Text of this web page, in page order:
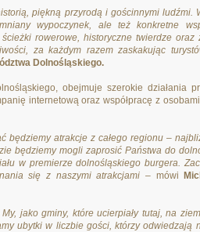
piękną przyrodą i gościnnymi ludźmi.
wypoczynek, ale też konkretne
rowerowe, historyczne twierdze oraz
za każdym razem zaskakując
Dolnośląskiego.
obejmuje szerokie działania
internetową oraz współpracę z
będziemy atrakcje z całego regionu –
będziemy mogli zaprosić Państwa do
w premierze dolnośląskiego burgera.
się z naszymi atrakcjami – mówi
My, jako gminy, które ucierpiały tutaj, na
ubytki w liczbie gości, którzy odwiedzają